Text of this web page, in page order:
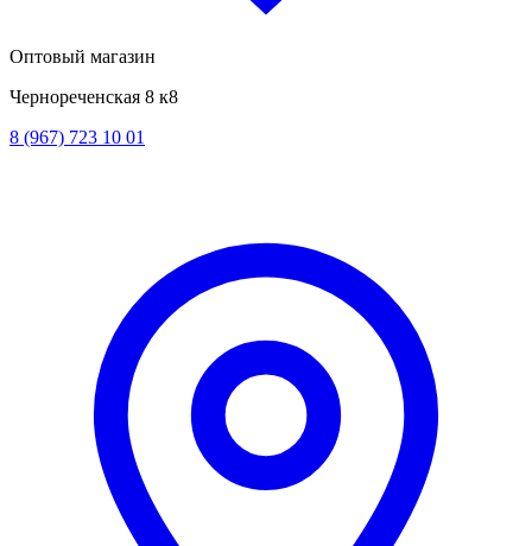
Оптовый магазин
Чернореченская 8 к8
8 (967) 723 10 01